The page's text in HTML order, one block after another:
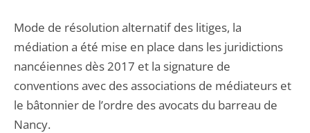
Mode de résolution alternatif des litiges, la
médiation a été mise en place dans les juridictions
nancéiennes dès 2017 et la signature de
conventions avec des associations de médiateurs et
le bâtonnier de l’ordre des avocats du barreau de
Nancy.